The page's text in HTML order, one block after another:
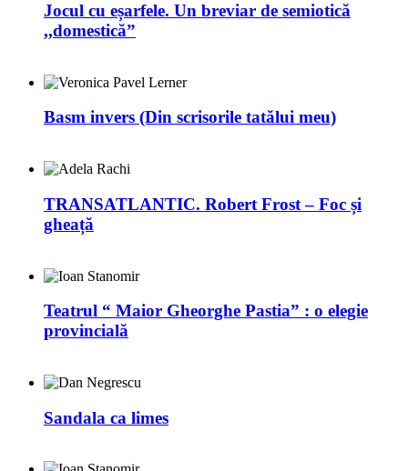
Jocul cu eșarfele. Un breviar de semiotică
,,domestică”
Basm invers (Din scrisorile tatălui meu)
TRANSATLANTIC. Robert Frost – Foc și
gheață
Teatrul “ Maior Gheorghe Pastia” : o elegie
provincială
Sandala ca limes